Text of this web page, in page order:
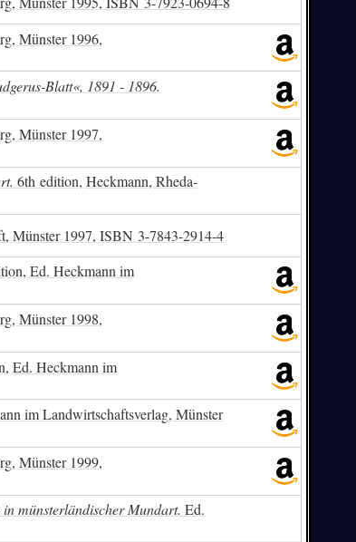
Münster 1996,
Blatt«, 1891 - 1896.
Münster 1997,
6th edition, Heckmann, Rheda-
Münster 1997,ISBN 3-7843-2914-4
Ed. Heckmann im
Münster 1998,
Ed. Heckmann im
im Landwirtschaftsverlag, Münster
Münster 1999,
münsterländischer Mundart. Ed.